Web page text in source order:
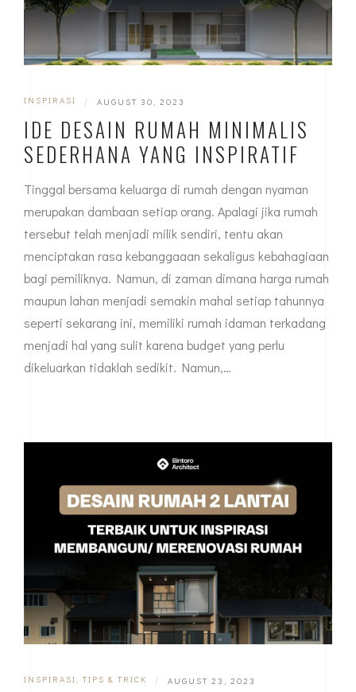
INSPIRASI | AUGUST 30, 2023
IDE DESAIN RUMAH MINIMALIS
SEDERHANA YANG INSPIRATIF
Tinggal bersama keluarga di rumah dengan nyaman
merupakan dambaan setiap orang. Apalagi jika rumah
tersebut telah menjadi milik sendiri, tentu akan
menciptakan rasa kebanggaaan sekaligus kebahagiaan
bagi pemiliknya. Namun, di zaman dimana harga rumah
maupun lahan menjadi semakin mahal setiap tahunnya
seperti sekarang ini, memiliki rumah idaman terkadang
menjadi hal yang sulit karena budget yang perlu
dikeluarkan tidaklah sedikit. Namun,…
INSPIRASI ,TIPS & TRICK | AUGUST 23, 2023